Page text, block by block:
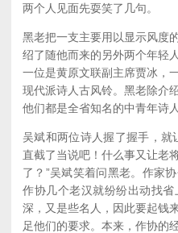
两个人见面先耍笑了几句。
黑老把一支主要用以显示风度
绍了随他而来的另外两个年轻
一位是黄原文联副主席贾冰，
现代派诗人古风铃。黑老除介
他们都是全省知名的中青年诗人
吴斌和两位诗人握了握手，就
直截了当说吧！什么事又让老
了？”吴斌笑着问黑老。作家
作协几个老汉就纷纷出动找
深，又是些名人，因此要起钱
足他们的要求。本来，作协的